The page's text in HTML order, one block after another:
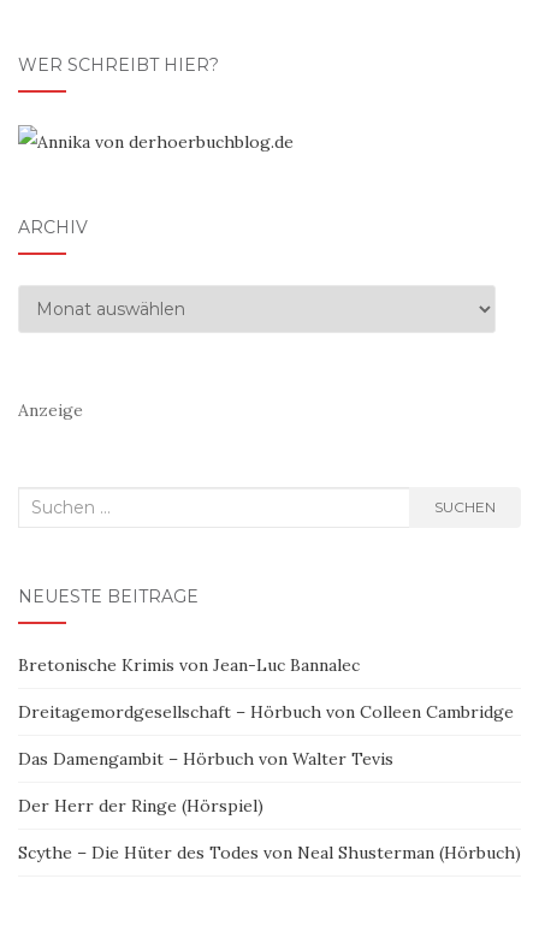
WER SCHREIBT HIER?
ARCHIV
Archiv
Anzeige
Suchen
SUCHEN
NEUESTE BEITRÄGE
Bretonische Krimis von Jean-Luc Bannalec
Dreitagemordgesellschaft – Hörbuch von Colleen Cambridge
Das Damengambit – Hörbuch von Walter Tevis
Der Herr der Ringe (Hörspiel)
Scythe – Die Hüter des Todes von Neal Shusterman (Hörbuch)